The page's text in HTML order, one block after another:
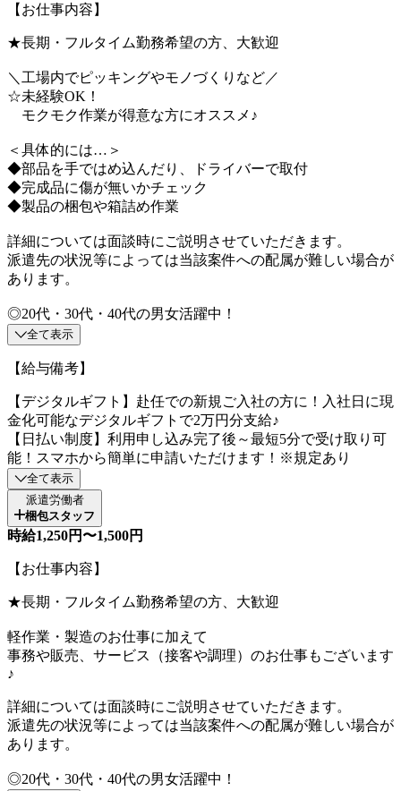
【お仕事内容】
★長期・フルタイム勤務希望の方、大歓迎
＼工場内でピッキングやモノづくりなど／
☆未経験OK！
モクモク作業が得意な方にオススメ♪
＜具体的には…＞
◆部品を手ではめ込んだり、ドライバーで取付
◆完成品に傷が無いかチェック
◆製品の梱包や箱詰め作業
詳細については面談時にご説明させていただきます。
派遣先の状況等によっては当該案件への配属が難しい場合が
あります。
◎20代・30代・40代の男女活躍中！
全て表示
【給与備考】
【デジタルギフト】赴任での新規ご入社の方に！入社日に現
金化可能なデジタルギフトで2万円分支給♪
【日払い制度】利用申し込み完了後～最短5分で受け取り可
能！スマホから簡単に申請いただけます！※規定あり
全て表示
派遣労働者
梱包スタッフ
時給1,250円〜1,500円
【お仕事内容】
★長期・フルタイム勤務希望の方、大歓迎
軽作業・製造のお仕事に加えて
事務や販売、サービス（接客や調理）のお仕事もございます
♪
詳細については面談時にご説明させていただきます。
派遣先の状況等によっては当該案件への配属が難しい場合が
あります。
◎20代・30代・40代の男女活躍中！